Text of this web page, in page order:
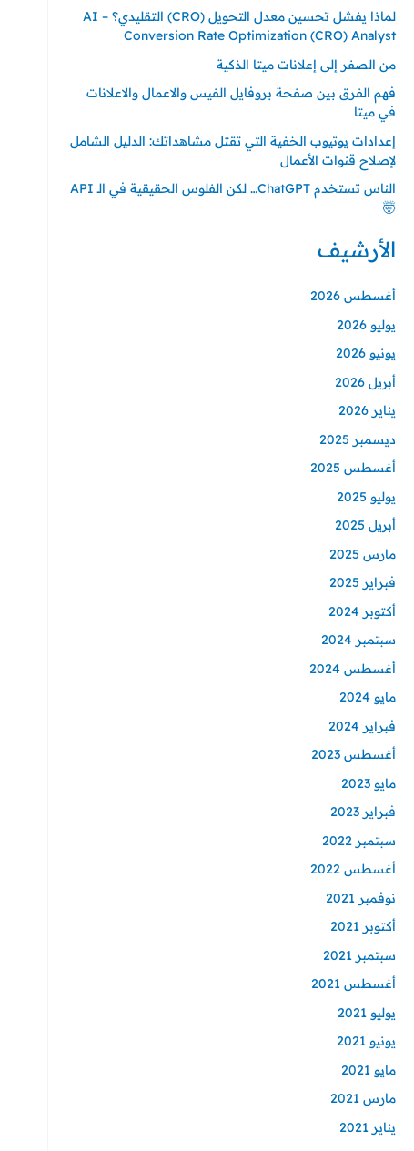
لماذا يفشل تحسين معدل التحويل (CRO) التقليدي؟ – AI
Conversion Rate Optimization (CRO) Analyst
من الصفر إلى إعلانات ميتا الذكية
فهم الفرق بين صفحة بروفايل الفيس والاعمال والاعلانات
في ميتا
إعدادات يوتيوب الخفية التي تقتل مشاهداتك: الدليل الشامل
لإصلاح قنوات الأعمال
الناس تستخدم ChatGPT… لكن الفلوس الحقيقية في الـ API
🤯
الأرشيف
أغسطس 2026
يوليو 2026
يونيو 2026
أبريل 2026
يناير 2026
ديسمبر 2025
أغسطس 2025
يوليو 2025
أبريل 2025
مارس 2025
فبراير 2025
أكتوبر 2024
سبتمبر 2024
أغسطس 2024
مايو 2024
فبراير 2024
أغسطس 2023
مايو 2023
فبراير 2023
سبتمبر 2022
أغسطس 2022
نوفمبر 2021
أكتوبر 2021
سبتمبر 2021
أغسطس 2021
يوليو 2021
يونيو 2021
مايو 2021
مارس 2021
يناير 2021